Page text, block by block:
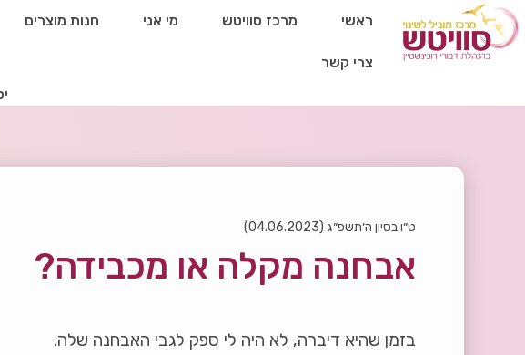
ראשי מרכז סוויטש מי אני חנות מוצרים
צרי קשר
ט״ו בסיון ה׳תשפ״ג (04.06.2023)
אבחנה מקלה או מכבידה?
בזמן שהיא דיברה, לא היה לי ספק לגבי האבחנה שלה.